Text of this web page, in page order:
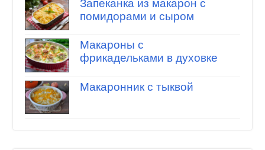
Запеканка из макарон с
помидорами и сыром
Макароны с
фрикадельками в духовке
Макаронник с тыквой